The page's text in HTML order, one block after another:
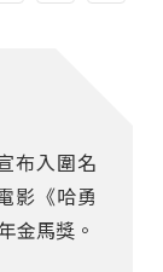
布入圍名
影《哈勇
金馬獎。